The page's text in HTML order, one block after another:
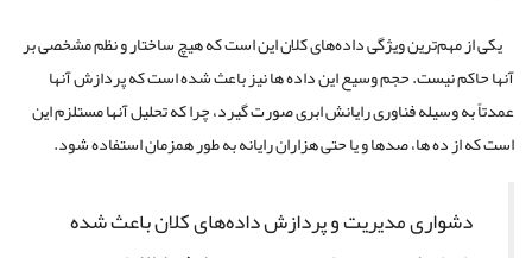
یکی از مهم‌ترین ویژگی داده‌های کلان این است که هیچ ساختار و نظم مشخصی بر
آنها حاکم نیست. حجم وسیع این داده ها نیز باعث شده است که پردازش آنها
عمدتاً به وسیله فناوری رایانش ابری صورت گیرد، چرا که تحلیل آنها مستلزم این
است که از ده ها، صدها و یا حتی هزاران رایانه به طور همزمان استفاده شود.
دشواری مدیریت و پردازش داده‌های کلان باعث شده